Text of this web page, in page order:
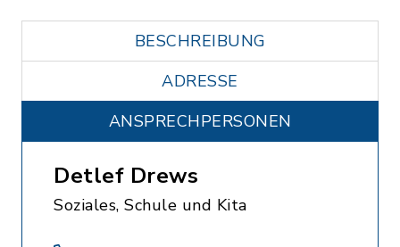
BESCHREIBUNG
ADRESSE
ANSPRECHPERSONEN
Detlef Drews
Soziales, Schule und Kita